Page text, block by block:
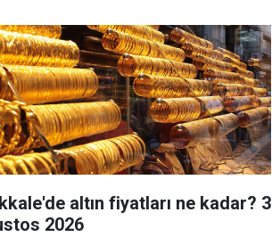
altın fiyatları ne kadar? 3
2026